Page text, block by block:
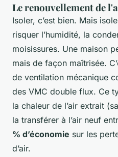
Le renouvellement de
Isoler, c’est bien. Mais
risquer l’humidité, la
moisissures. Une maison
mais de façon maîtrisée.
de ventilation mécanique
des VMC double flux. Ce
la chaleur de l’air extrait
la transférer à l’air neuf
% d’économie sur les
d’air.